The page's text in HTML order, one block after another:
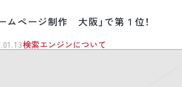
ームページ制作 大阪」で第１位！
検索エンジンについて